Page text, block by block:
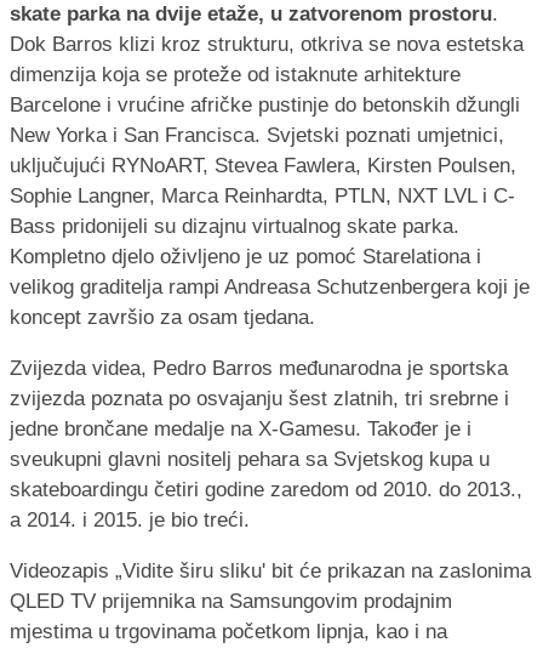
skate parka na dvije etaže, u zatvorenom prostoru.
Dok Barros klizi kroz strukturu, otkriva se nova estetska
dimenzija koja se proteže od istaknute arhitekture
Barcelone i vrućine afričke pustinje do betonskih džungli
New Yorka i San Francisca. Svjetski poznati umjetnici,
uključujući RYNoART, Stevea Fawlera, Kirsten Poulsen,
Sophie Langner, Marca Reinhardta, PTLN, NXT LVL i C-
Bass pridonijeli su dizajnu virtualnog skate parka.
Kompletno djelo oživljeno je uz pomoć Starelationa i
velikog graditelja rampi Andreasa Schutzenbergera koji je
koncept završio za osam tjedana.
Zvijezda videa, Pedro Barros međunarodna je sportska
zvijezda poznata po osvajanju šest zlatnih, tri srebrne i
jedne brončane medalje na X-Gamesu. Također je i
sveukupni glavni nositelj pehara sa Svjetskog kupa u
skateboardingu četiri godine zaredom od 2010. do 2013.,
a 2014. i 2015. je bio treći.
Videozapis „Vidite širu sliku' bit će prikazan na zaslonima
QLED TV prijemnika na Samsungovim prodajnim
mjestima u trgovinama početkom lipnja, kao i na